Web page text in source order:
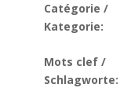
Catégorie /
Kategorie:
Mots clef /
Schlagworte: